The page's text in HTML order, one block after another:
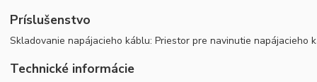
Príslušenstvo
Skladovanie napájacieho káblu: Priestor pre navinutie napájacieho
Technické informácie